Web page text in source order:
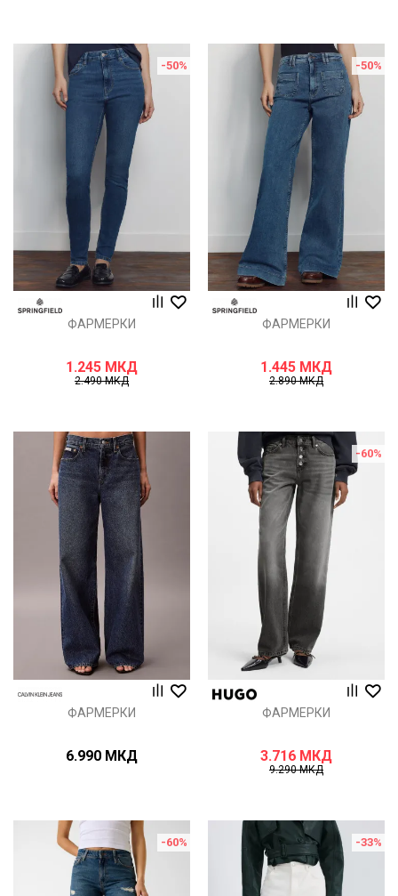
-50%
ФАРМЕРКИ
1.245 МКД
2.490МКД
-50%
ФАРМЕРКИ
1.445 МКД
2.890МКД
ФАРМЕРКИ
6.990 МКД
-60%
ФАРМЕРКИ
3.716 МКД
9.290МКД
-60% -33%